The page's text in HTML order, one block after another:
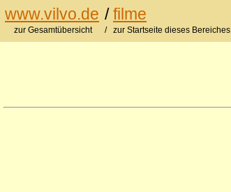
www.vilvo.de /filme
zur Gesamtübersicht / zur Startseite dieses Bereiches